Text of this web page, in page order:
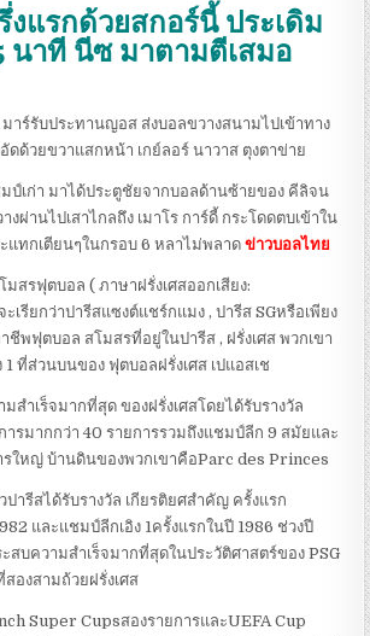
แรกด้วยสกอร์นี้ ประเดิม
นาที นีซ มาตามตีเสมอ
าร์รับประทานญอส ส่งบอลขวางสนามไปเข้าทาง
ดด้วยขวาแสกหน้า เกย์ลอร์ นาวาส ตุงตาข่าย
ป์เก่า มาได้ประตูชัยจากบอลด้านซ้ายของ คีลิจน
งผ่านไปเสาไกลถึง เมาโร การ์ดี้ กระโดดตบเข้าใน
แทกเตียนๆในกรอบ 6 หลาไม่พลาดข่าวบอลไทย
สรฟุตบอล ( ภาษาฝรั่งเศสออกเสียง:
เรียกว่าปารีสแซงต์แชร์กแมง , ปารีส SGหรือเพียง
ชีพฟุตบอล สโมสรที่อยู่ในปารีส , ฝรั่งเศส พวกเขา
ที่ส่วนบนของ ฟุตบอลฝรั่งเศส เปแอสเช
สำเร็จมากที่สุด ของฝรั่งเศสโดยได้รับรางวัล
ารมากกว่า 40 รายการรวมถึงแชมป์ลีก 9 สมัยและ
รใหญ่ บ้านดินของพวกเขาคือParc des Princes
ารีสได้รับรางวัล เกียรติยศสำคัญ ครั้งแรก
และแชมป์ลีกเอิง 1ครั้งแรกในปี 1986 ช่วงปี
ะสบความสำเร็จมากที่สุดในประวัติศาสตร์ของ PSG
องสามถ้วยฝรั่งเศส
Super CupsสองรายการและUEFA Cup